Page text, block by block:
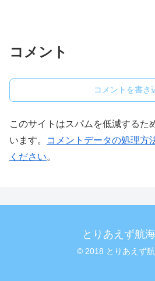
コメント
コメントを書き
このサイトはスパムを低減するた
います。
コメントデータの処理方
ください。
とりあえず航
© 2018 とりあえず航